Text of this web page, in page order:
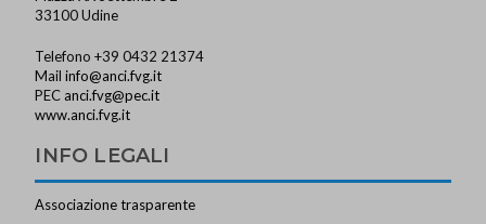
33100 Udine
Telefono +39 0432 21374
Mailinfo@anci.fvg.it
PEC anci.fvg@pec.it
www.anci.fvg.it
INFO LEGALI
Associazione trasparente